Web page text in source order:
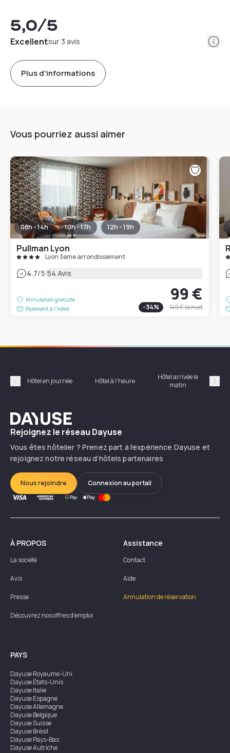
5,0/5
Excellentsur 3 avis
Plus d'informations
Vous pourriez aussi aimer
08h - 14h 10h - 17h 12h - 19h
Pullman Lyon
Lyon 3eme arrondissement
4.7/5|54 Avis
Annulation gratuite
Paiement à l'hôtel
99 €
-34% 149 €la nuit
Précédent
Hôtel en journée Hôtel à l'heure
Hôtel arrivée le
matin
Dayuse
Rejoignez le réseau Dayuse
Vous êtes hôtelier ? Prenez part à l’expérience Dayuse et
rejoignez notre réseau d’hôtels partenaires
Nous rejoindre Connexion au portail
À PROPOS
La société
Avis
Presse
Découvrez nos offres d'emploi
Assistance
Contact
Aide
Annulation de réservation
PAYS
DayuseRoyaume-Uni
DayuseÉtats-Unis
DayuseItalie
DayuseEspagne
DayuseAllemagne
DayuseBelgique
DayuseSuisse
DayuseBrésil
DayusePays-Bas
DayuseAutriche